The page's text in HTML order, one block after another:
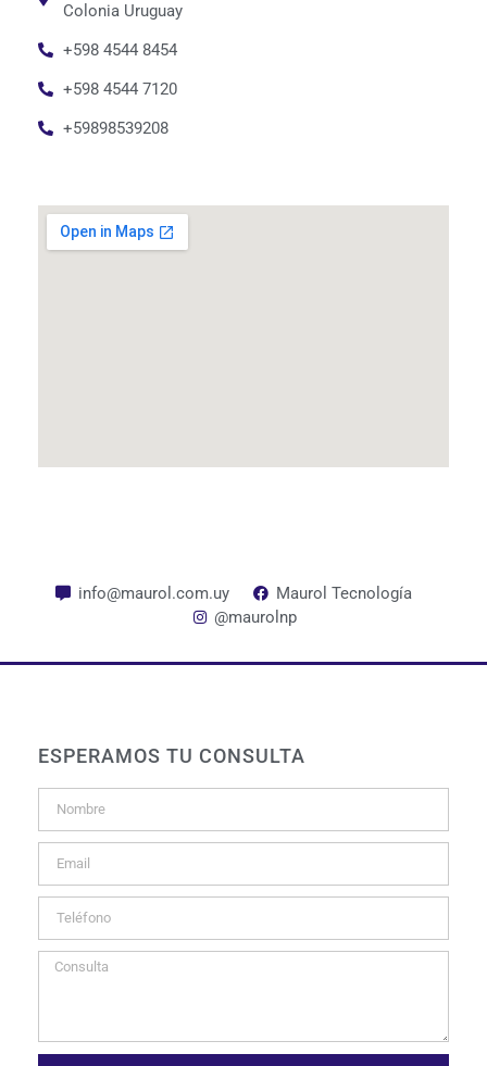
Colonia Uruguay
+598 4544 8454
+598 4544 7120
+59898539208
info@maurol.com.uy
Maurol Tecnología
@maurolnp
ESPERAMOS TU CONSULTA